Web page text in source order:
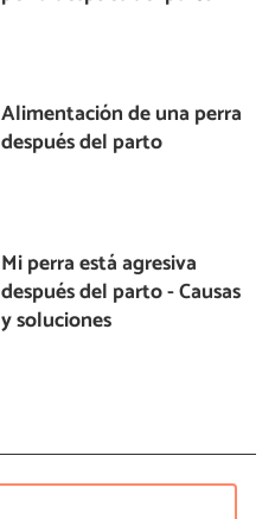
Alimentación de una perra
después del parto
Mi perra está agresiva
después del parto - Causas
y soluciones